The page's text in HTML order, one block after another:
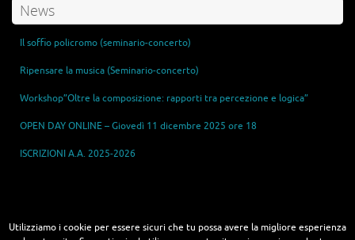
News
Il soffio policromo (seminario-concerto)
Ripensare la musica (Seminario-concerto)
Workshop”Oltre la composizione: rapporti tra percezione e logica”
OPEN DAY ONLINE – Giovedì 11 dicembre 2025 ore 18
ISCRIZIONI A.A. 2025-2026
Utilizziamo i cookie per essere sicuri che tu possa avere la migliore esperienza